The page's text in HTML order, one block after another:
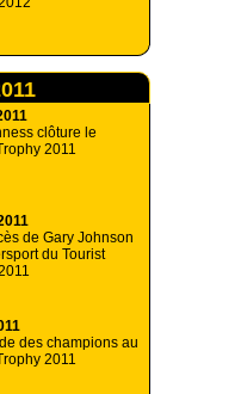
clôture le
2011
de Gary Johnson
du Tourist
des champions au
2011